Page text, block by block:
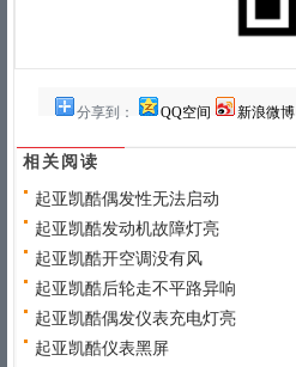
分享到： QQ空间 新浪微博
相关阅读
起亚凯酷偶发性无法启动
起亚凯酷发动机故障灯亮
起亚凯酷开空调没有风
起亚凯酷后轮走不平路异响
起亚凯酷偶发仪表充电灯亮
起亚凯酷仪表黑屏